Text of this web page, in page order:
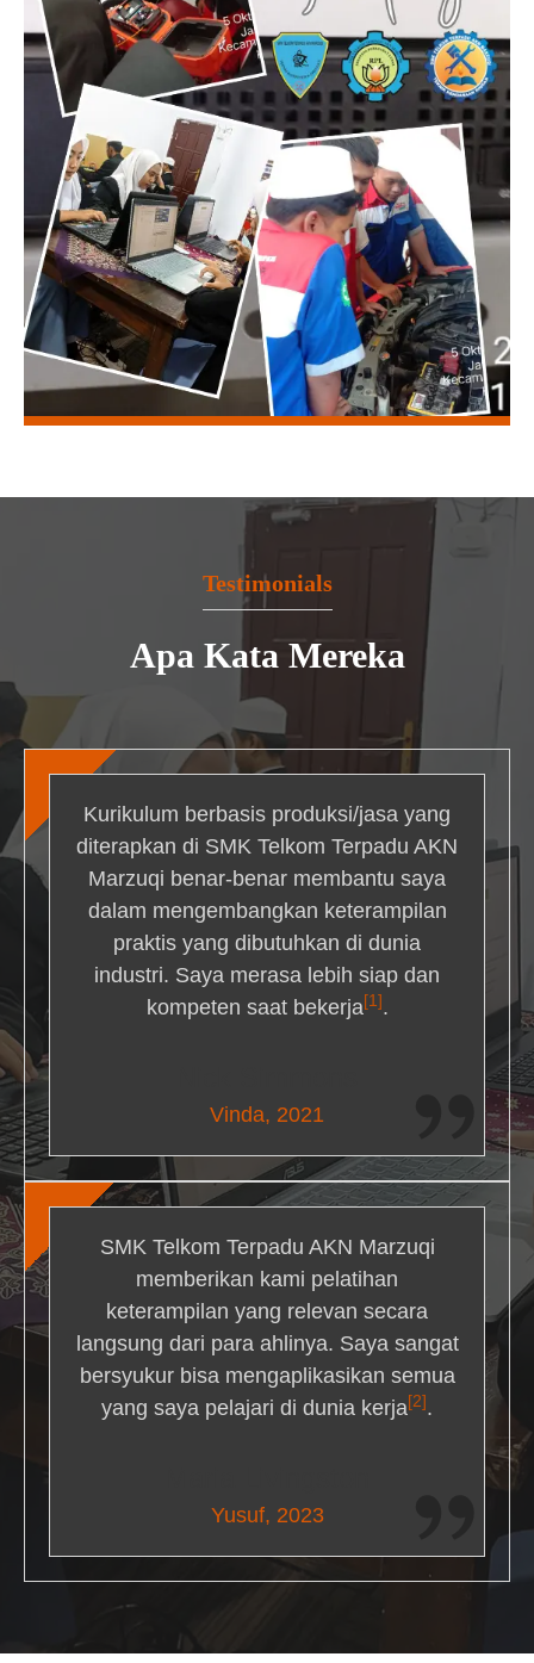
Testimonials
Apa Kata Mereka
Kurikulum berbasis produksi/jasa yang
diterapkan di SMK Telkom Terpadu AKN
Marzuqi benar-benar membantu saya
dalam mengembangkan keterampilan
praktis yang dibutuhkan di dunia
industri. Saya merasa lebih siap dan
kompeten saat bekerja[1] .
Vinda, 2021
SMK Telkom Terpadu AKN Marzuqi
memberikan kami pelatihan
keterampilan yang relevan secara
langsung dari para ahlinya. Saya sangat
bersyukur bisa mengaplikasikan semua
yang saya pelajari di dunia kerja[2] .
Yusuf, 2023